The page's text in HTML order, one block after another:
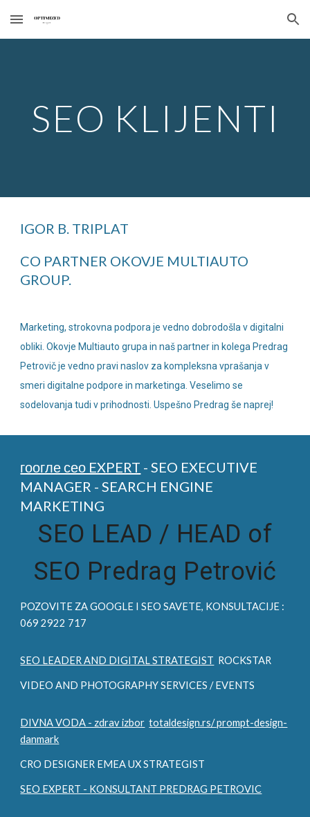
Skip to main content Skip to navigation
SEO KLIJENTI
IGOR B. TRIPLAT
CO PARTNER OKOVJE MULTIAUTO
GROUP.
Marketing, strokovna podpora je vedno dobrodošla v digitalni
obliki. Okovje Multiauto grupa in naš partner in kolega Predrag
Petrovič je vedno pravi naslov za kompleksna vprašanja v
smeri digitalne podpore in marketinga. Veselimo se
sodelovanja tudi v prihodnosti. Uspešno Predrag še naprej!
гоогле сео EXPERT - SEO EXECUTIVE
MANAGER - SEARCH ENGINE
MARKETING
SEO LEAD / HEAD of
SEO Predrag Petrović
POZOVITE ZAGOOGLE I SEOSAVETE, KONSULTACIJE :
069 2922 717
SEO LEADER AND DIGITAL STRATEGIST ROCKSTAR
VIDEO AND PHOTOGRAPHY SERVICES / EVENTS
DIVNA VODA - zdrav izbor totaldesign.rs/ prompt-design-
danmark
CRO DESIGNER EMEA UX STRATEGIST
SEO EXPERT - KONSULTANT PREDRAG PETROVIC